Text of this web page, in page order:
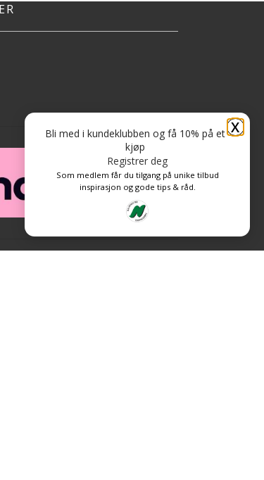
X
Bli med i kundeklubben og få 10% på et
kjøp
Registrer deg
Som medlem får du tilgang på unike tilbud
inspirasjon og gode tips & råd.